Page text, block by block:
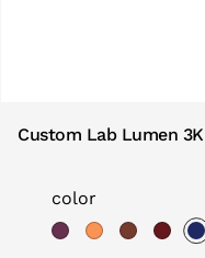
Custom Lab Lumen
color